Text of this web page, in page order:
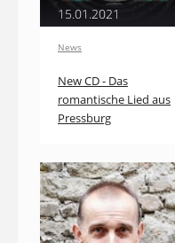
15.01.2021
News
New CD - Das
romantische Lied aus
Pressburg